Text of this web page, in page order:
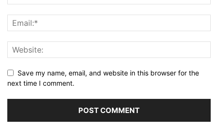
Save my name, email, and website in this browser for the
next time I comment.